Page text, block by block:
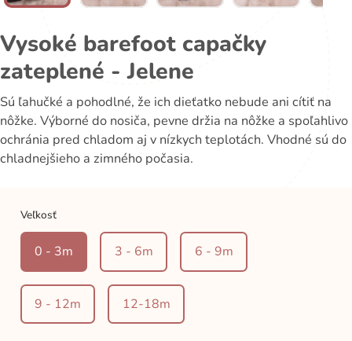
Vysoké barefoot capačky
zateplené - Jelene
Sú ľahučké a pohodlné, že ich dieťatko nebude ani cítiť na
nôžke. Výborné do nosiča, pevne držia na nôžke a spoľahlivo
ochránia pred chladom aj v nízkych teplotách. Vhodné sú do
chladnejšieho a zimného počasia.
Veľkosť
0 - 3m 3 - 6m 6 - 9m
9 - 12m 12-18m